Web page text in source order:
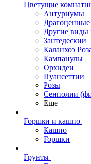
Цветущие
Антуриумы
Драгоценные
Другие виды
Зантедескии
Каланхоэ
Кампанулы
Орхидеи
Пуансеттии
Розы
Сенполии
Еще
Горшки и кашпо
Кашпо
Горшки
Грунты